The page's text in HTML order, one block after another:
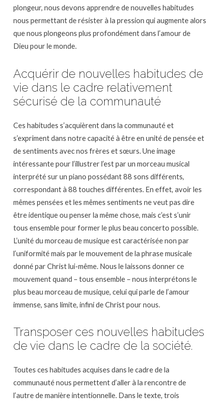
plongeur, nous devons apprendre de nouvelles habitudes
nous permettant de résister à la pression qui augmente alors
que nous plongeons plus profondément dans l’amour de
Dieu pour le monde.
Acquérir de nouvelles habitudes de
vie dans le cadre relativement
sécurisé de la communauté
Ces habitudes s’acquièrent dans la communauté et
s’expriment dans notre capacité à être en unité de pensée et
de sentiments avec nos frères et sœurs. Une image
intéressante pour l’illustrer l’est par un morceau musical
interprété sur un piano possédant 88 sons différents,
correspondant à 88 touches différentes. En effet, avoir les
mêmes pensées et les mêmes sentiments ne veut pas dire
être identique ou penser la même chose, mais c’est s’unir
tous ensemble pour former le plus beau concerto possible.
L’unité du morceau de musique est caractérisée non par
l’uniformité mais par le mouvement de la phrase musicale
donné par Christ lui-même. Nous le laissons donner ce
mouvement quand – tous ensemble – nous interprétons le
plus beau morceau de musique, celui qui parle de l’amour
immense, sans limite, infini de Christ pour nous.
Transposer ces nouvelles habitudes
de vie dans le cadre de la société.
Toutes ces habitudes acquises dans le cadre de la
communauté nous permettent d’aller à la rencontre de
l’autre de manière intentionnelle. Dans le texte, trois